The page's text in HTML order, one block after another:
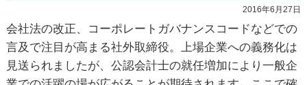
2016年6月27日
会社法の改正、コーポレートガバナンスコードなどでの
言及で注目が高まる社外取締役。上場企業への義務化は
見送られましたが、公認会計士の就任増加により一般企